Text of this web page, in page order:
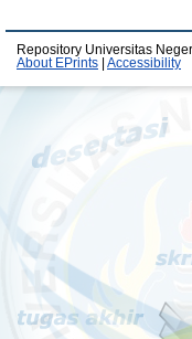
Repository Universitas
About EPrints
Accessibility